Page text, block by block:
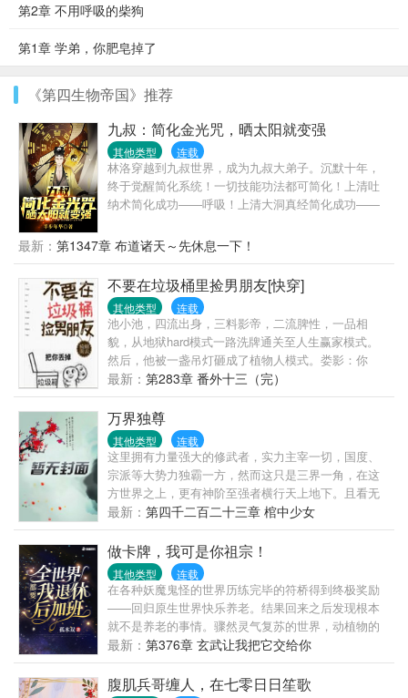
第2章 不用呼吸的柴狗
第1章 学弟，你肥皂掉了
《第四生物帝国》推荐
九叔：简化金光咒，晒太阳就变强
其他类型 连载
林洛穿越到九叔世界，成为九叔大弟子。沉默十年，
终于觉醒简化系统！一切技能功法都可简化！上清吐
纳术简化成功——呼吸！上清大洞真经简化成功——
犹如天书的修炼真诀在林洛面前变得纯粹，简单！九
叔：看见那个小天师了吗？我徒弟！四目：一休，让
你徒弟给我师侄当丫鬟，你不亏！千鹤：什么！我又
要打巅峰赛！还好，这次我有通天代！阿洛救我！半
碗清水照乾坤，一张灵符命鬼神。脚踏阴阳八卦步，
手执木剑斩妖魂。挥泪洒酒英灵地，道气长存天地
人。红绳糯米今犹在，不见当年林道人！万界祖师九
叔又添新弟子——林洛！—iii—
最新： 第1347章 布道诸天～先休息一下！
不要在垃圾桶里捡男朋友[快穿]
其他类型 连载
池小池，四流出身，三料影帝，二流脾性，一品相
貌，从地狱hard模式一路洗牌通关至人生赢家模式。
然后，他被一盏吊灯砸成了植物人模式。娄影：你
好，渣攻回收系统了解一下。本系统以渣攻的悔意值
为计量单位，每积攒一百悔意值即可脱离当前世界。
友情提示一下，我们的员工在工作中一般是通过自我
奉献与牺牲，培养渣攻的依赖性，一步步让渣攻离不
开……池小池：哦。身败名裂算多少后悔值？跌落神
坛算多少后悔值？求而不得算多少后悔值？娄影：
……1、1v1,he,绅士温柔忠犬攻x皮这一下很开心受。
攻是系统，不切片，虐渣的归虐渣，恋爱的归恋爱；
2、没肉，拉灯大法好；3、苏爽白甜无逻辑，和反派
画风不同，慎入4、作者原号【发呆的樱桃子】，因为
犯了严重错误，已笔名自杀。现号【骑鲸南去】，请
关注微博【晋江-骑鲸南去】
最新： 第283章 番外十三（完）
万界独尊
其他类型 连载
这里拥有力量强大的修武者，实力主宰一切，国度、
宗派等大势力独霸一方，然而这只是三界一角，在这
方世界之上，更有神阶至强者横行天上地下。且看无
法觉醒武脉的废物叶枫，融合诸天武法，一路崛起，
上天入地，万界独尊！
最新： 第四千二百二十三章 棺中少女
做卡牌，我可是你祖宗！
其他类型 连载
在各种妖魔鬼怪的世界历练完毕的符桥得到终极奖励
——回归原生世界快乐养老。结果回来之后发现根本
就不是养老的事情。骤然灵气复苏的世界，动植物的
变异，各种掌握非凡力量的人类涌现。医院深夜复活
的死者，从农村进入城市求学的野猪精。符桥：我他
吗心好累啊...
最新： 第376章 玄武让我把它交给你
腹肌兵哥缠人，在七零日日笙歌